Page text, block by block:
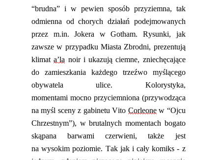
“brudna” i w pewien sposób przyziemna, tak
odmienna od chorych działań podejmowanych
przez m.in. Jokera w Gotham. Rysunki, jak
zawsze w przypadku Miasta Zbrodni, prezentują
klimata’la noiri ukazują ciemne, zniechęcające
do zamieszkania każdego trzeźwo myślącego
obywatela ulice. Kolorystyka,
momentami mocnoprzyciemniona (przywodząca
na myśl sceny z gabinetu Vito Corleonew “Ojcu
Chrzestnym”), w brutalnych momentach bogato
skąpana barwami czerwieni, także jest
na wysokim poziomie. Tak jak i cały komiks - z